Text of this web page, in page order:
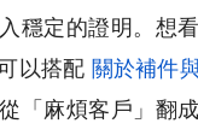
穩定的證明。想
以搭配 關於補件
從「麻煩客戶」翻